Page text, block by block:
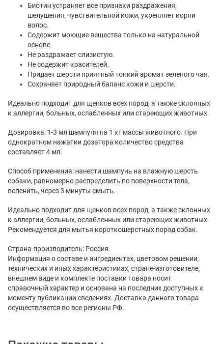
Биотин устраняет все признаки раздражения,
шелушения, чувствительной кожи, укрепляет корни
волос.
Содержит моющие вещества только на натуральной
основе.
Не раздражает слизистую.
Не содержит красителей.
Придает шерсти приятный тонкий аромат зеленого чая.
Сохраняет природный баланс кожи и шерсти.
Идеально подходит для щенков всех пород, а также склонных
к аллергии, больных, ослабленных или стареющих животных.
Дозировка: 1-3 мл шампуня на 1 кг массы животного. При
однократном нажатии дозатора количество средства
составляет 4 мл.
Способ применения: нанести шампунь на влажную шерсть
собаки, равномерно распределить по поверхности тела,
вспенить, через 3 минуты смыть.
Идеально подходит для щенков всех пород, а также склонных
к аллергии, больных, ослабленных или стареющих животных.
Рекомендуется для мытья короткошерстных пород собак.
Страна-производитель: Россия.
Информация о составе и ингредиентах, цветовом решении,
технических и иных характеристиках, стране-изготовителе,
внешнем виде и комплекте поставки товара носит
справочный характер и основана на последних доступных к
моменту публикации сведениях. Доставка данного товара
осуществляется во все регионы РФ.